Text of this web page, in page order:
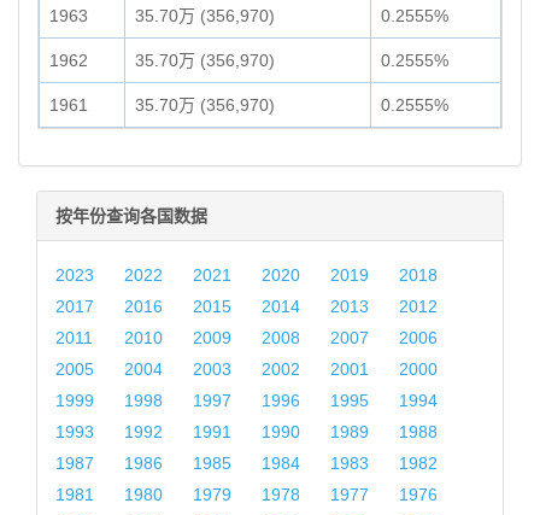
1963 35.70万 (356,970) 0.2555%
1962 35.70万 (356,970) 0.2555%
1961 35.70万 (356,970) 0.2555%
按年份查询各国数据
2023 2022 2021 2020 2019
2018
2017
2016 2015 2014 2013
2012
2011
2010 2009 2008 2007
2006
2005
2004 2003 2002 2001
2000
1999
1998 1997 1996 1995
1994
1993
1992 1991 1990 1989
1988
1987
1986 1985 1984 1983
1982
1981
1980 1979 1978 1977
1976